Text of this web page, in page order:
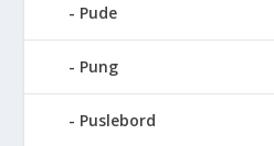
Pude
Pung
Puslebord